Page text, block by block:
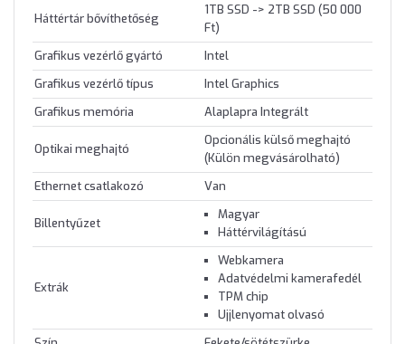
Háttértár bővíthetőség
1TB SSD -> 2TB SSD (50 000
Ft)
Grafikus vezérlő gyártó
Intel
Grafikus vezérlő típus
Intel Graphics
Grafikus memória
Alaplapra Integrált
Optikai meghajtó
Opcionális külső meghajtó
(Külön megvásárolható)
Ethernet csatlakozó
Van
Billentyűzet
Magyar
Háttérvilágítású
Extrák
Webkamera
Adatvédelmi kamerafedél
TPM chip
Ujjlenyomat olvasó